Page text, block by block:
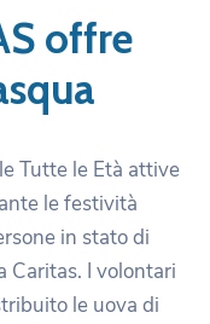
offre
Tutte le Età attive
le festività
in stato di
Caritas. I volontari
le uova di